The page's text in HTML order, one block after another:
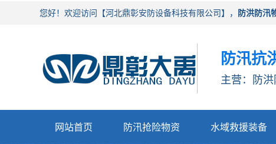
您好！欢迎访问【河北鼎彰安防设备科技有限公司】， 防洪防汛
防汛抗
主营：防
网站首页 防汛抢险物资 水域救援装备